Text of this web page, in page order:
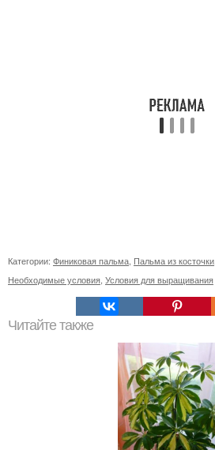
Категории: Финиковая пальма Пальма из косточки
Необходимые условия Условия для выращивания
Читайте также